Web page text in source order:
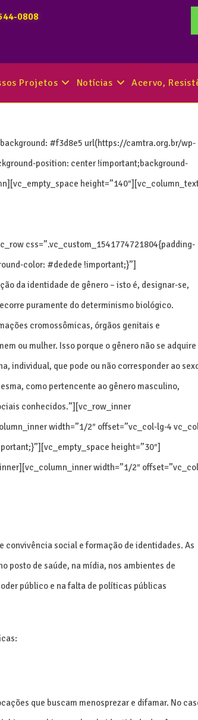
0808
Projetos Notícias Acervo,
#f3d8e5 url(https://camtra.org.br/wp-
position: center !important;background-
css=”.vc_custom_1541774721804{padding-
color: #dedede !important;}”]
da identidade de gênero – isto é, designar-se,
puramente do determinismo biológico.
cromossômicas, órgãos genitais e
ou mulher. Isso porque o gênero não se adquire
individual, que pode ou não corresponder ao
como pertencente ao gênero masculino,
conhecidos.”][vc_row_inner
width=”1/2″ offset=”vc_col-lg-4
height=”30″]
width=”1/2″
convivência social e formação de identidades. As
posto de saúde, na mídia, nos ambientes de
público e na falta de políticas públicas
que buscam menosprezar e difamar. No